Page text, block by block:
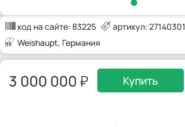
код на сайте: 83225
артикул: 27140301
Weishaupt, Германия
3 000 000 Купить